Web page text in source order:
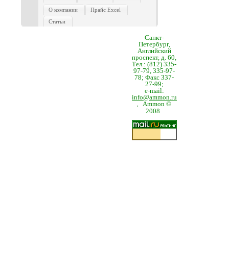
О компании
Прайс Excel
Статьи
Санкт-
Петербург,
Английский
проспект, д. 60,
Тел.: (812) 335-
97-79, 335-97-
78; Факс 337-
27-99;
e-mail:
info@ammon.ru
Ammon ©
2008